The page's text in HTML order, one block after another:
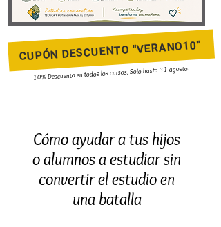
CUPÓN DESCUENTO "VERANO10"
10% Descuento en todos los cursos. Solo hasta 31 agosto.
Cómo ayudar a tus hijos
o alumnos a estudiar sin
convertir el estudio en
una batalla